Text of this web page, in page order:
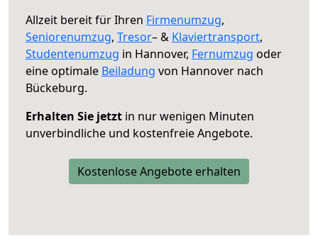
Allzeit bereit für Ihren Firmenumzug,
Seniorenumzug, Tresor– & Klaviertransport,
Studentenumzug in Hannover, Fernumzug oder
eine optimale Beiladung von Hannover nach
Bückeburg.
Erhalten Sie jetzt in nur wenigen Minuten
unverbindliche und kostenfreie Angebote.
Kostenlose Angebote erhalten